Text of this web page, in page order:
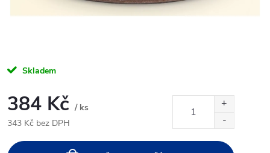
Skladem
384 Kč / ks
343 Kč bez DPH